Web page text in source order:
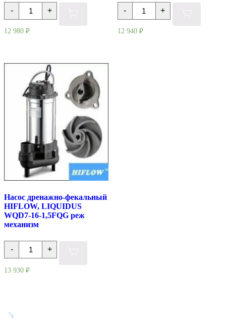
-
Количество
товара
Насос
дренажно-
WQD7-
0.75FQG
реж
механизм,
ПУ
+
12 980 ₽
-
Количество
товара
Насос
дренажно-
+
12 940 ₽
Насос дренажно-фекальный
HIFLOW, LIQUIDUS
WQD7-16-1,5FQG реж
механизм
-
Количество
товара
Насос
дренажно-
+
13 930 ₽